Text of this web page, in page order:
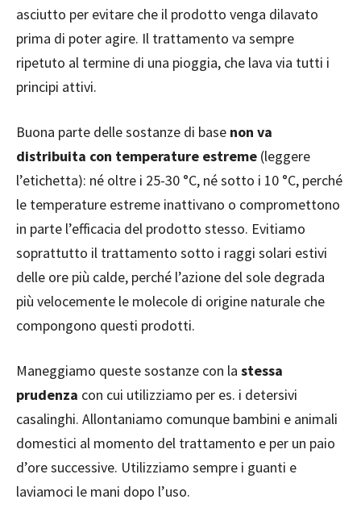
asciutto per evitare che il prodotto venga dilavato
prima di poter agire. Il trattamento va sempre
ripetuto al termine di una pioggia, che lava via tutti i
principi attivi.
Buona parte delle sostanze di base non va
distribuita con temperature estreme (leggere
l’etichetta): né oltre i 25-30 °C, né sotto i 10 °C, perché
le temperature estreme inattivano o compromettono
in parte l’efficacia del prodotto stesso. Evitiamo
soprattutto il trattamento sotto i raggi solari estivi
delle ore più calde, perché l’azione del sole degrada
più velocemente le molecole di origine naturale che
compongono questi prodotti.
Maneggiamo queste sostanze con la stessa
prudenza con cui utilizziamo per es. i detersivi
casalinghi. Allontaniamo comunque bambini e animali
domestici al momento del trattamento e per un paio
d’ore successive. Utilizziamo sempre i guanti e
laviamoci le mani dopo l’uso.